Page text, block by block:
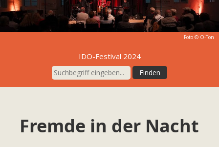
Foto © O-Ton
IDO-Festival 2024
Fremde in der Nacht